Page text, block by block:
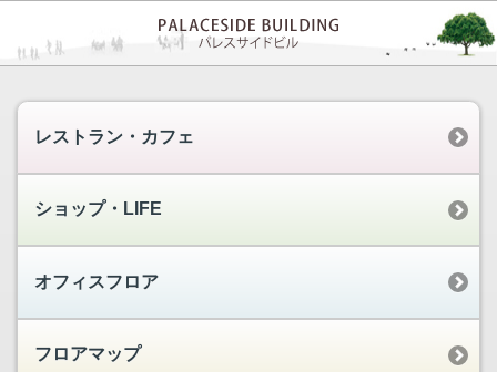
レストラン・カフェ
ショップ・LIFE
オフィスフロア
フロアマップ